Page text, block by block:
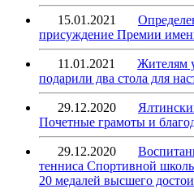
15.01.2021
присуждение Премии
11.01.2021
Жителям
подарили два стола для
29.12.2020
Почетные грамоты и
29.12.2020
тенниса Спортивной
20 медалей высшего